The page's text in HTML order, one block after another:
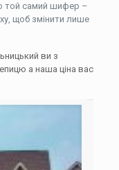
той самий шифер –
щоб змінити лише
ви з
а наша ціна вас